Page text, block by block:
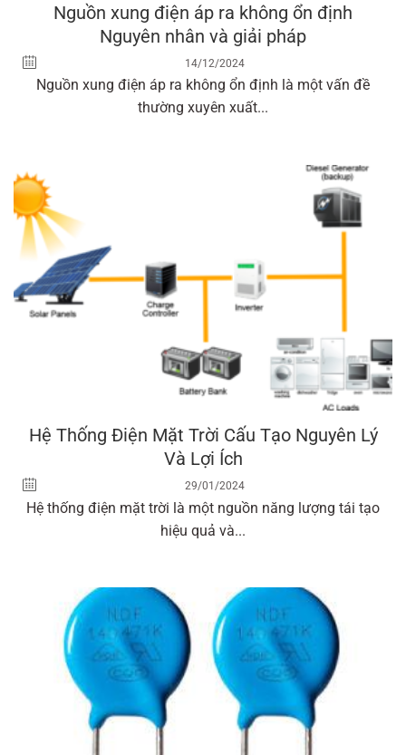
Nguồn xung điện áp ra không ổn định
Nguyên nhân và giải pháp
14/12/2024
Nguồn xung điện áp ra không ổn định là một vấn đề
thường xuyên xuất...
Hệ Thống Điện Mặt Trời Cấu Tạo Nguyên Lý
Và Lợi Ích
29/01/2024
Hệ thống điện mặt trời là một nguồn năng lượng tái tạo
hiệu quả và...